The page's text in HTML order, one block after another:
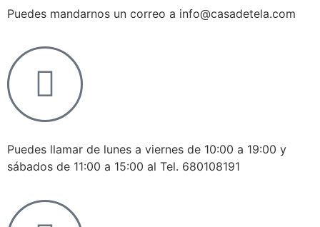
Puedes mandarnos un correo a info@casadetela.com
Puedes llamar de lunes a viernes de 10:00 a 19:00 y
sábados de 11:00 a 15:00 al Tel. 680108191